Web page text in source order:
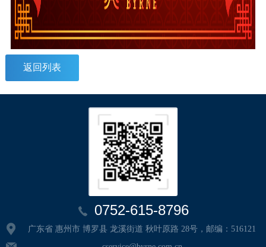
返回列表
0752-615-8796
广东省 惠州市 博罗县 龙溪街道 秋叶原路 28号，邮编：516121